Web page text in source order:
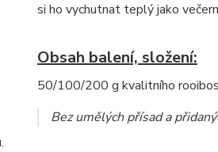
si ho vychutnat teplý jako
Obsah balení, složení:
50/100/200 g kvalitního
Bez umělých přísad a